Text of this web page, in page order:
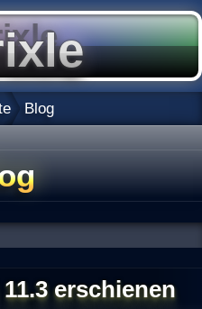
Blog
erschienen